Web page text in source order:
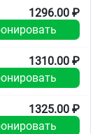
1296.00 ₽
1310.00 ₽
1325.00 ₽